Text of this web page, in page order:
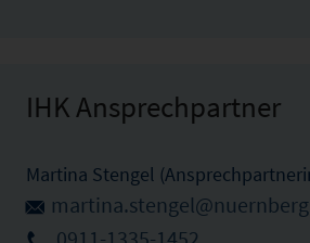
IHK Ansprechpartner
Martina Stengel